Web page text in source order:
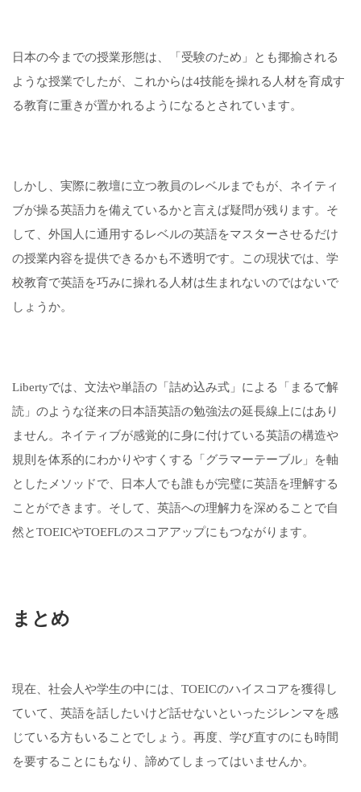
日本の今までの授業形態は、「受験のため」とも揶揄される
ような授業でしたが、これからは4技能を操れる人材を育成す
る教育に重きが置かれるようになるとされています。
しかし、実際に教壇に立つ教員のレベルまでもが、ネイティ
ブが操る英語力を備えているかと言えば疑問が残ります。そ
して、外国人に通用するレベルの英語をマスターさせるだけ
の授業内容を提供できるかも不透明です。この現状では、学
校教育で英語を巧みに操れる人材は生まれないのではないで
しょうか。
Libertyでは、文法や単語の「詰め込み式」による「まるで解
読」のような従来の日本語英語の勉強法の延長線上にはあり
ません。ネイティブが感覚的に身に付けている英語の構造や
規則を体系的にわかりやすくする「グラマーテーブル」を軸
としたメソッドで、日本人でも誰もが完璧に英語を理解する
ことができます。そして、英語への理解力を深めることで自
然とTOEICやTOEFLのスコアアップにもつながります。
まとめ
現在、社会人や学生の中には、TOEICのハイスコアを獲得し
ていて、英語を話したいけど話せないといったジレンマを感
じている方もいることでしょう。再度、学び直すのにも時間
を要することにもなり、諦めてしまってはいませんか。